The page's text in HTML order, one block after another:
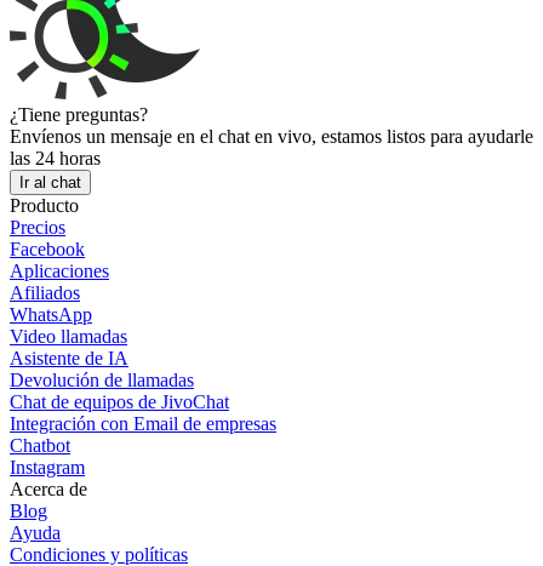
¿Tiene preguntas?
Envíenos un mensaje en el chat en vivo, estamos listos para ayudarle
las 24 horas
Ir al chat
Producto
Precios
Facebook
Aplicaciones
Afiliados
WhatsApp
Video llamadas
Asistente de IA
Devolución de llamadas
Chat de equipos de JivoChat
Integración con Email de empresas
Chatbot
Instagram
Acerca de
Blog
Ayuda
Condiciones y políticas